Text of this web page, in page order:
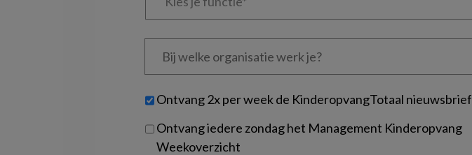
Bij
welke
je?
Untitled
Ontvang 2x per week de KinderopvangTotaal nieuwsbrief
Ontvang iedere zondag het Management Kinderopvang
Weekoverzicht